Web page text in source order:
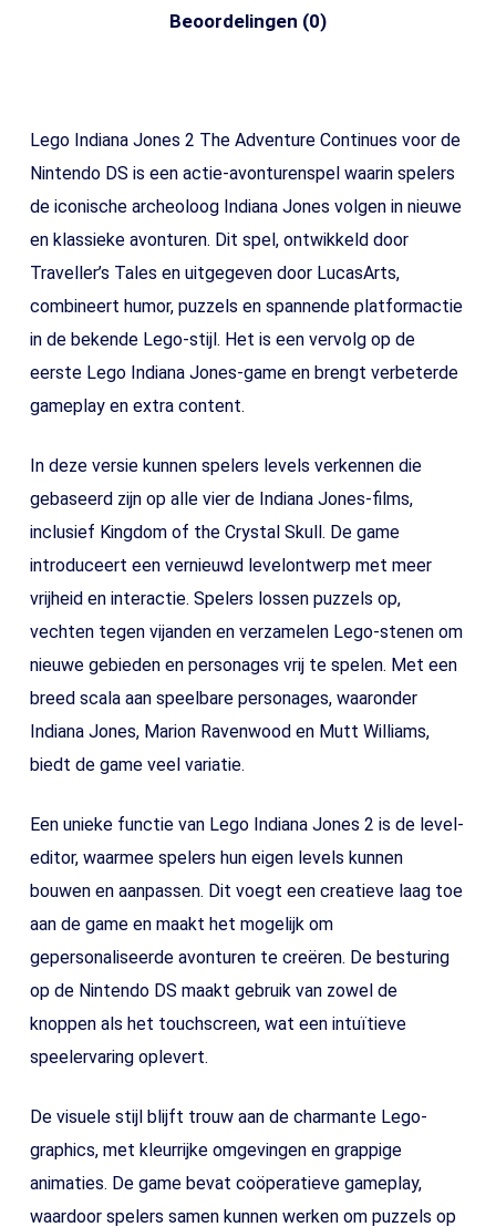
Beoordelingen (0)
Lego Indiana Jones 2 The Adventure Continues voor de
Nintendo DS is een actie-avonturenspel waarin spelers
de iconische archeoloog Indiana Jones volgen in nieuwe
en klassieke avonturen. Dit spel, ontwikkeld door
Traveller’s Tales en uitgegeven door LucasArts,
combineert humor, puzzels en spannende platformactie
in de bekende Lego-stijl. Het is een vervolg op de
eerste Lego Indiana Jones-game en brengt verbeterde
gameplay en extra content.
In deze versie kunnen spelers levels verkennen die
gebaseerd zijn op alle vier de Indiana Jones-films,
inclusief Kingdom of the Crystal Skull. De game
introduceert een vernieuwd levelontwerp met meer
vrijheid en interactie. Spelers lossen puzzels op,
vechten tegen vijanden en verzamelen Lego-stenen om
nieuwe gebieden en personages vrij te spelen. Met een
breed scala aan speelbare personages, waaronder
Indiana Jones, Marion Ravenwood en Mutt Williams,
biedt de game veel variatie.
Een unieke functie van Lego Indiana Jones 2 is de level-
editor, waarmee spelers hun eigen levels kunnen
bouwen en aanpassen. Dit voegt een creatieve laag toe
aan de game en maakt het mogelijk om
gepersonaliseerde avonturen te creëren. De besturing
op de Nintendo DS maakt gebruik van zowel de
knoppen als het touchscreen, wat een intuïtieve
speelervaring oplevert.
De visuele stijl blijft trouw aan de charmante Lego-
graphics, met kleurrijke omgevingen en grappige
animaties. De game bevat coöperatieve gameplay,
waardoor spelers samen kunnen werken om puzzels op